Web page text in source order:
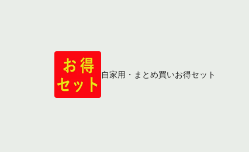
自家用・まとめ買いお得セット